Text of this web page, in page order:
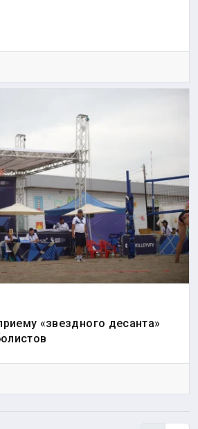
«звездного десанта»